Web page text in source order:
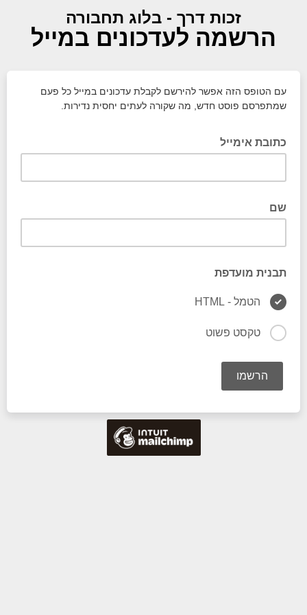
זכות דרך - בלוג תחבורה
הרשמה לעדכונים במייל
עם הטופס הזה אפשר להירשם לקבלת עדכונים במייל כל פעם
שמתפרסם פוסט חדש, מה שקורה לעתים יחסית נדירות.
כתובת אימייל
שם
תבנית מועדפת
הטמל - HTML
טקסט פשוט